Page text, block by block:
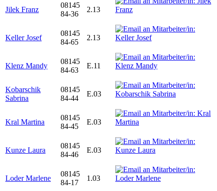
Jilek Franz
08145
84-36
2.13
Keller Josef
08145
84-65
2.13
Klenz Mandy
08145
84-63
E.11
Kobarschik
Sabrina
08145
84-44
E.03
Kral Martina
08145
84-45
E.03
Kunze Laura
08145
84-46
E.03
Loder Marlene
08145
84-17
1.03